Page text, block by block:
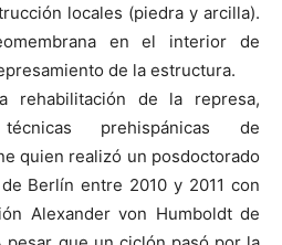
locales (piedra y arcilla).
en el interior de
de la estructura.
rehabilitación de la represa,
prehispánicas de
quien realizó un posdoctorado
Berlín entre 2010 y 2011 con
Alexander von Humboldt de